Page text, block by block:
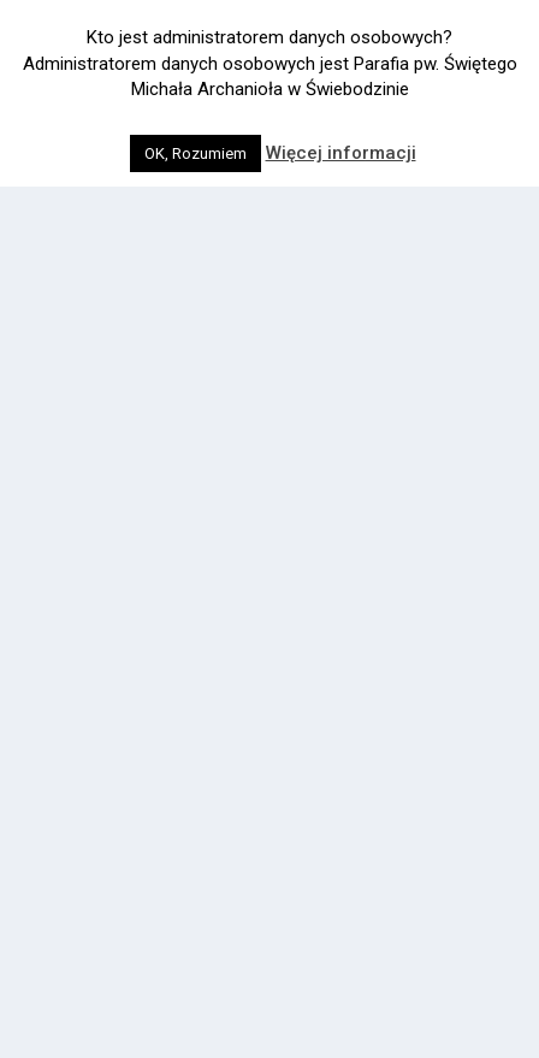
Kto jest administratorem danych osobowych?
Administratorem danych osobowych jest Parafia pw. Świętego
Michała Archanioła w Świebodzinie
OK, Rozumiem Więcej informacji